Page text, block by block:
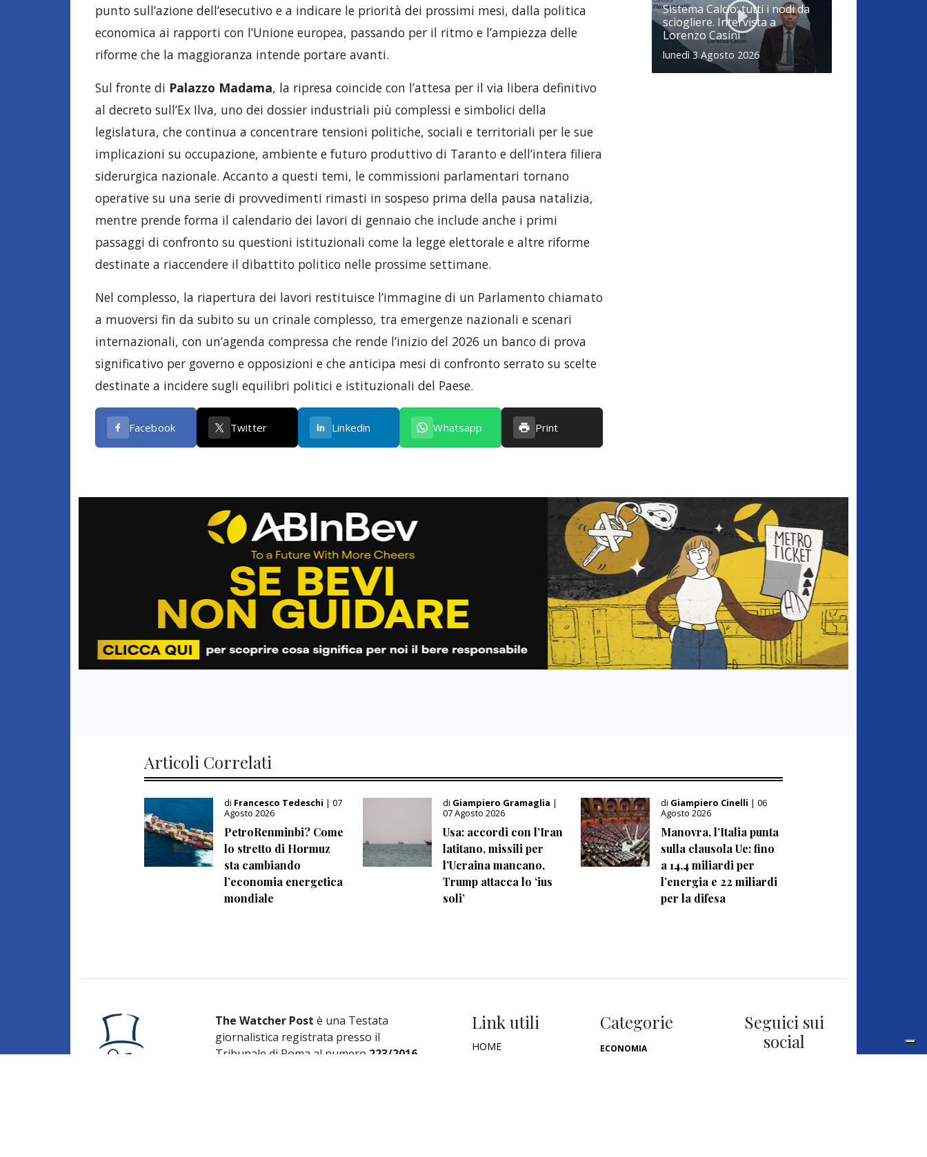
punto sull’azione dell’esecutivo e a indicare le priorità dei prossimi mesi, dalla politica
economica ai rapporti con l’Unione europea, passando per il ritmo e l’ampiezza delle
riforme che la maggioranza intende portare avanti.
Sul fronte di Palazzo Madama, la ripresa coincide con l’attesa per il via libera definitivo
al decreto sull’Ex Ilva, uno dei dossier industriali più complessi e simbolici della
legislatura, che continua a concentrare tensioni politiche, sociali e territoriali per le sue
implicazioni su occupazione, ambiente e futuro produttivo di Taranto e dell’intera filiera
siderurgica nazionale. Accanto a questi temi, le commissioni parlamentari tornano
operative su una serie di provvedimenti rimasti in sospeso prima della pausa natalizia,
mentre prende forma il calendario dei lavori di gennaio che include anche i primi
passaggi di confronto su questioni istituzionali come la legge elettorale e altre riforme
destinate a riaccendere il dibattito politico nelle prossime settimane.
Nel complesso, la riapertura dei lavori restituisce l’immagine di un Parlamento chiamato
a muoversi fin da subito su un crinale complesso, tra emergenze nazionali e scenari
internazionali, con un’agenda compressa che rende l’inizio del 2026 un banco di prova
significativo per governo e opposizioni e che anticipa mesi di confronto serrato su scelte
destinate a incidere sugli equilibri politici e istituzionali del Paese.
Facebook Twitter Linkedin Whatsapp Print
Sistema Calcio: tutti i nodi da
sciogliere. Intervista a
Lorenzo Casini
lunedì 3 Agosto 2026
Articoli Correlati
di Francesco Tedeschi | 07
Agosto 2026
PetroRenminbi? Come
lo stretto di Hormuz
sta cambiando
l’economia energetica
mondiale
di Giampiero Gramaglia |
07 Agosto 2026
Usa: accordi con l’Iran
latitano, missili per
l’Ucraina mancano,
Trump attacca lo ‘ius
soli’
di Giampiero Cinelli | 06
Agosto 2026
Manovra, l’Italia punta
sulla clausola Ue: fino
a 14,4 miliardi per
l’energia e 22 miliardi
per la difesa
The Watcher Post è una Testata
giornalistica registrata presso il
Tribunale di Roma al numero 223/2016
Link utili
HOME
Categorie
ECONOMIA
Seguici sui
social